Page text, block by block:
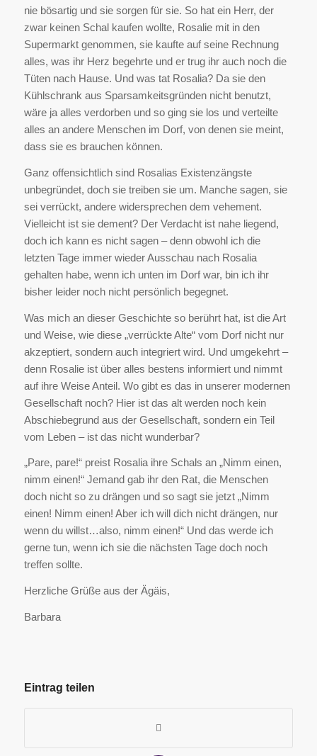
nie bösartig und sie sorgen für sie. So hat ein Herr, der
zwar keinen Schal kaufen wollte, Rosalie mit in den
Supermarkt genommen, sie kaufte auf seine Rechnung
alles, was ihr Herz begehrte und er trug ihr auch noch die
Tüten nach Hause. Und was tat Rosalia? Da sie den
Kühlschrank aus Sparsamkeitsgründen nicht benutzt,
wäre ja alles verdorben und so ging sie los und verteilte
alles an andere Menschen im Dorf, von denen sie meint,
dass sie es brauchen können.
Ganz offensichtlich sind Rosalias Existenzängste
unbegründet, doch sie treiben sie um. Manche sagen, sie
sei verrückt, andere widersprechen dem vehement.
Vielleicht ist sie dement? Der Verdacht ist nahe liegend,
doch ich kann es nicht sagen – denn obwohl ich die
letzten Tage immer wieder Ausschau nach Rosalia
gehalten habe, wenn ich unten im Dorf war, bin ich ihr
bisher leider noch nicht persönlich begegnet.
Was mich an dieser Geschichte so berührt hat, ist die Art
und Weise, wie diese „verrückte Alte“ vom Dorf nicht nur
akzeptiert, sondern auch integriert wird. Und umgekehrt –
denn Rosalie ist über alles bestens informiert und nimmt
auf ihre Weise Anteil. Wo gibt es das in unserer modernen
Gesellschaft noch? Hier ist das alt werden noch kein
Abschiebegrund aus der Gesellschaft, sondern ein Teil
vom Leben – ist das nicht wunderbar?
„Pare, pare!“ preist Rosalia ihre Schals an „Nimm einen,
nimm einen!“ Jemand gab ihr den Rat, die Menschen
doch nicht so zu drängen und so sagt sie jetzt „Nimm
einen! Nimm einen! Aber ich will dich nicht drängen, nur
wenn du willst…also, nimm einen!“ Und das werde ich
gerne tun, wenn ich sie die nächsten Tage doch noch
treffen sollte.
Herzliche Grüße aus der Ägäis,
Barbara
Eintrag teilen